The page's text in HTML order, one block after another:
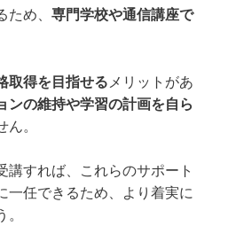
ため、 専門学校や通信講座で
取得を目指せる メリットがあ
ンの維持や学習の計画を自ら
ん。
講すれば、これらのサポート
一任できるため、より着実に